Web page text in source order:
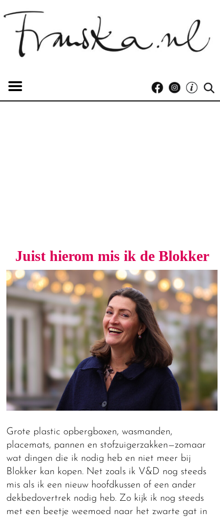
Juist hierom mis ik de Blokker
Grote plastic opbergboxen, wasmanden,
placemats, pannen en stofzuigerzakken—zomaar
wat dingen die ik nodig heb en niet meer bij
Blokker kan kopen. Net zoals ik V&D nog steeds
mis als ik een nieuw hoofdkussen of een ander
dekbedovertrek nodig heb. Zo kijk ik nog steeds
met een beetje weemoed naar het zwarte gat in